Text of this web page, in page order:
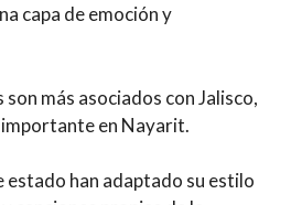
capa de emoción y
más asociados con Jalisco,
en Nayarit.
estado han adaptado su estilo